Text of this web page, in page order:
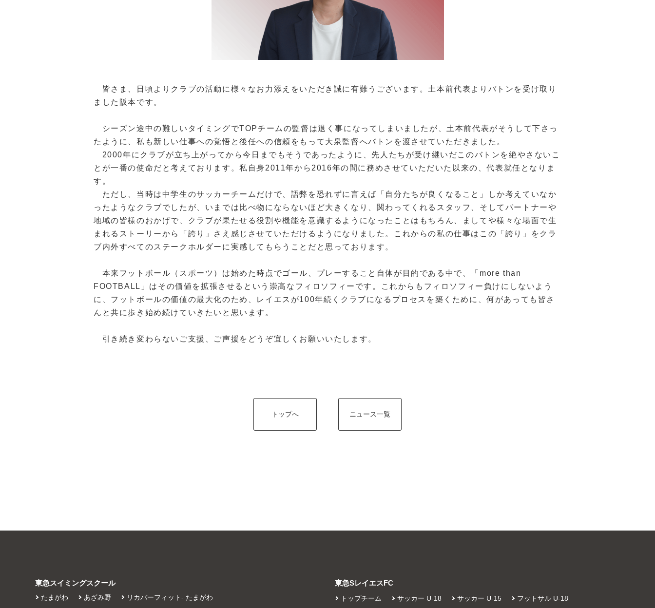
皆さま、日頃よりクラブの活動に様々なお力添えをいただき誠に有難うございます。土本前代表よりバトンを受け取り
ました阪本です。
シーズン途中の難しいタイミングでTOPチームの監督は退く事になってしまいましたが、土本前代表がそうして下さっ
たように、私も新しい仕事への覚悟と後任への信頼をもって大泉監督へバトンを渡させていただきました。
2000年にクラブが立ち上がってから今日までもそうであったように、先人たちが受け継いだこのバトンを絶やさないこ
とが一番の使命だと考えております。私自身 2011年から 2016年の間に務めさせていただいた以来の、代表就任となりま
す。
ただし、当時は中学生のサッカーチームだけで、語弊を恐れずに言えば「自分たちが良くなること」しか考えていなか
ったようなクラブでしたが、いまでは比べ物にならないほど大きくなり、関わってくれるスタッフ、そしてパートナーや
地域の皆様のおかげで、クラブが果たせる役割や機能を意識するようになったことはもちろん、ましてや様々な場面で生
まれるストーリーから「誇り」さえ感じさせていただけるようになりました。これからの私の仕事はこの「誇り」をクラ
ブ内外すべてのステークホルダーに実感してもらうことだと思っております。
本来フットボール（スポーツ）は始めた時点でゴール、プレーすること自体が目的である中で、「 more than
FOOTBALL 」はその価値を拡張させるという崇高なフィロソフィーです。これからもフィロソフィー負けにしないよう
に、フットボールの価値の最大化のため、レイエスが100年続くクラブになるプロセスを築くために、何があっても皆さ
んと共に歩き始め続けていきたいと思います。
引き続き変わらないご支援、ご声援をどうぞ宜しくお願いいたします。
トップへ ニュース一覧
東急スイミングスクール
たまがわ あざみ野 リカバーフィット- たまがわ
東急SレイエスFC
トップチーム サッカー U-18 サッカー U-15 フットサル U-18